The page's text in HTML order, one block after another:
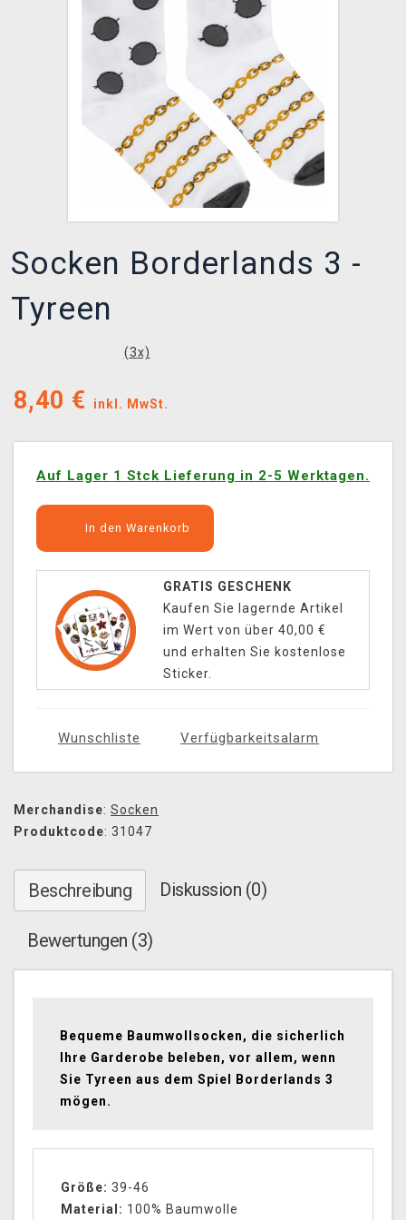
XZONE CLUB
Socken Borderlands 3 -
Tyreen
(3x)
8,40 € inkl. MwSt.
Auf Lager 1 Stck Lieferung in 2-5 Werktagen.
In den Warenkorb
GRATIS GESCHENK
Kaufen Sie lagernde Artikel
im Wert von über 40,00 €
und erhalten Sie kostenlose
Sticker.
Wunschliste Verfügbarkeitsalarm
Merchandise: Socken
Produktcode: 31047
Beschreibung Diskussion (0)
Bewertungen (3)
Bequeme Baumwollsocken, die sicherlich
Ihre Garderobe beleben, vor allem, wenn
Sie Tyreen aus dem Spiel Borderlands 3
mögen.
Größe: 39-46
Material: 100% Baumwolle